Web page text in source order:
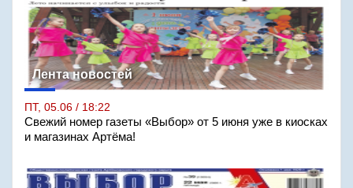
Лента новостей
ПТ, 05.06 / 18:22
Свежий номер газеты «Выбор» от 5 июня уже в киосках
и магазинах Артёма!